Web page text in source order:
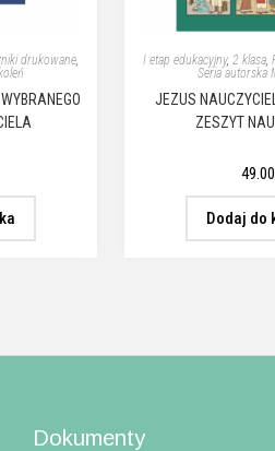
drukowane,
I etap edukacyjny, 2 klasa,
Seria autorska
JEZUS
ZESZYT
49.00
Dodaj do
Dokumenty